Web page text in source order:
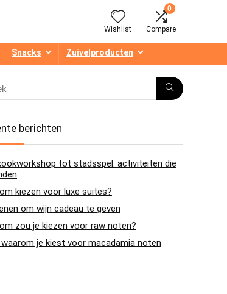
Wishlist
0
Compare
Snacks Zuivelproducten
berichten
tot stadsspel: activiteiten die
kiezen voor luxe suites?
om wijn cadeau te geven
zou je kiezen voor raw noten?
je kiest voor macadamia noten